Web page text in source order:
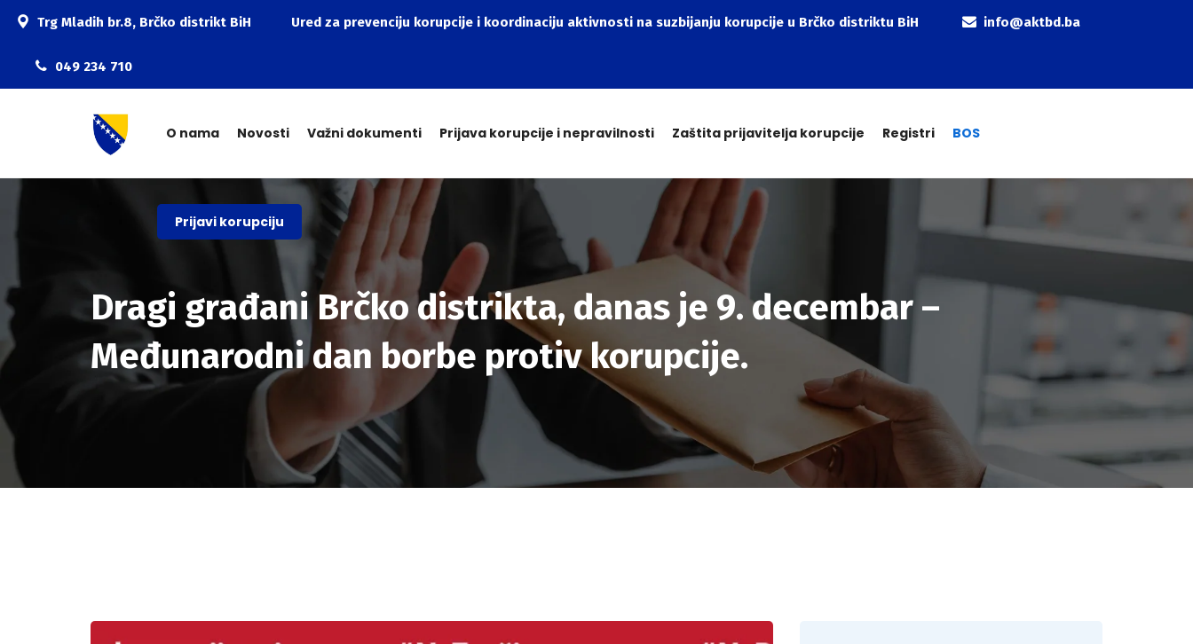
Trg Mladih br.8, Brčko distrikt BiH Ured za prevenciju korupcije i koordinaciju aktivnosti na suzbijanju korupcije u Brčko distriktu BiH info@aktbd.ba
049 234 710
O nama Novosti Važni dokumenti Prijava korupcije i nepravilnosti Zaštita prijavitelja korupcije Registri BOS
Prijavi korupciju
Dragi građani Brčko distrikta, danas je 9. decembar –
Međunarodni dan borbe protiv korupcije.